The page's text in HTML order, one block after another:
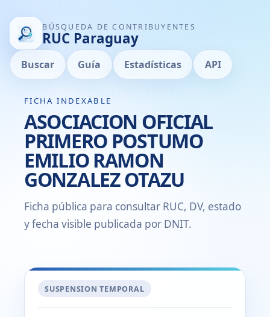
BÚSQUEDA DE CONTRIBUYENTES
RUC Paraguay
Buscar Guía Estadísticas API
FICHA INDEXABLE
ASOCIACION OFICIAL
PRIMERO POSTUMO
EMILIO RAMON
GONZALEZ OTAZU
Ficha pública para consultar RUC, DV, estado
y fecha visible publicada por DNIT.
SUSPENSION TEMPORAL